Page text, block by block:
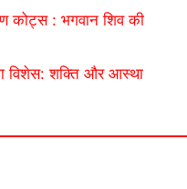
कोट्स : भगवान शिव की
विशेस: शक्ति और आस्था